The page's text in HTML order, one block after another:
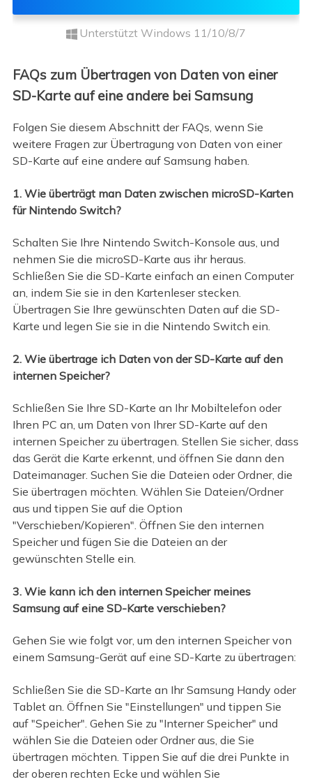
Unterstützt Windows 11/10/8/7
FAQs zum Übertragen von Daten von einer
SD-Karte auf eine andere bei Samsung
Folgen Sie diesem Abschnitt der FAQs, wenn Sie
weitere Fragen zur Übertragung von Daten von einer
SD-Karte auf eine andere auf Samsung haben.
1. Wie überträgt man Daten zwischen microSD-Karten
für Nintendo Switch?
Schalten Sie Ihre Nintendo Switch-Konsole aus, und
nehmen Sie die microSD-Karte aus ihr heraus.
Schließen Sie die SD-Karte einfach an einen Computer
an, indem Sie sie in den Kartenleser stecken.
Übertragen Sie Ihre gewünschten Daten auf die SD-
Karte und legen Sie sie in die Nintendo Switch ein.
2. Wie übertrage ich Daten von der SD-Karte auf den
internen Speicher?
Schließen Sie Ihre SD-Karte an Ihr Mobiltelefon oder
Ihren PC an, um Daten von Ihrer SD-Karte auf den
internen Speicher zu übertragen. Stellen Sie sicher, dass
das Gerät die Karte erkennt, und öffnen Sie dann den
Dateimanager. Suchen Sie die Dateien oder Ordner, die
Sie übertragen möchten. Wählen Sie Dateien/Ordner
aus und tippen Sie auf die Option
"Verschieben/Kopieren". Öffnen Sie den internen
Speicher und fügen Sie die Dateien an der
gewünschten Stelle ein.
3. Wie kann ich den internen Speicher meines
Samsung auf eine SD-Karte verschieben?
Gehen Sie wie folgt vor, um den internen Speicher von
einem Samsung-Gerät auf eine SD-Karte zu übertragen:
Schließen Sie die SD-Karte an Ihr Samsung Handy oder
Tablet an. Öffnen Sie "Einstellungen" und tippen Sie
auf "Speicher". Gehen Sie zu "Interner Speicher" und
wählen Sie die Dateien oder Ordner aus, die Sie
übertragen möchten. Tippen Sie auf die drei Punkte in
der oberen rechten Ecke und wählen Sie